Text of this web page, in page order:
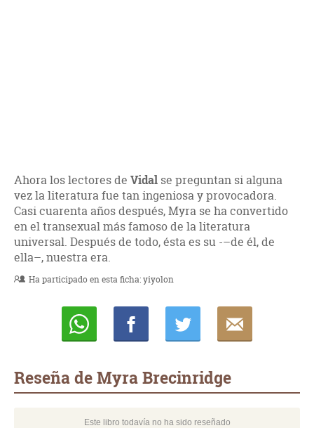
Ahora los lectores de Vidal se preguntan si alguna
vez la literatura fue tan ingeniosa y provocadora.
Casi cuarenta años después, Myra se ha convertido
en el transexual más famoso de la literatura
universal. Después de todo, ésta es su -–de él, de
ella–, nuestra era.
Ha participado en esta ficha:yiyolon
Reseña de Myra Brecinridge
Este libro todavía no ha sido reseñado